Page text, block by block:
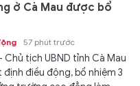
ở Cà Mau được bổ
57 phút trước
Chủ tịch UBND tỉnh Cà Mau
điều động, bổ nhiệm 3